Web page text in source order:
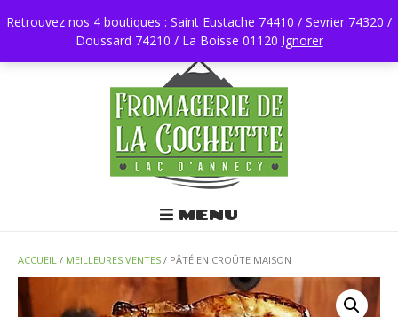
Retrouvez nos 4 boutiques : Saint Eustache 74410 / Sevrier 74320 /
Doussard 74210 / La Boisse 01120 Ignorer
0450196403
MENU
ACCUEIL / MEILLEURES VENTES / PÂTÉ EN CROÛTE MAISON